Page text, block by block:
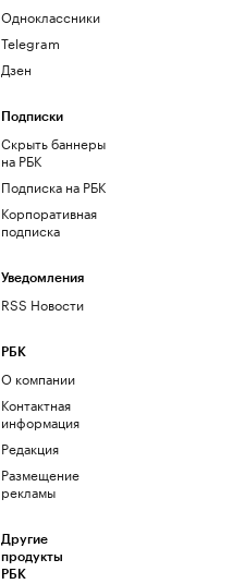
Одноклассники
Telegram
Дзен
Подписки
Скрыть баннеры
на РБК
Подписка на РБК
Корпоративная
подписка
Уведомления
RSS Новости
РБК
О компании
Контактная
информация
Редакция
Размещение
рекламы
Другие
продукты
РБК